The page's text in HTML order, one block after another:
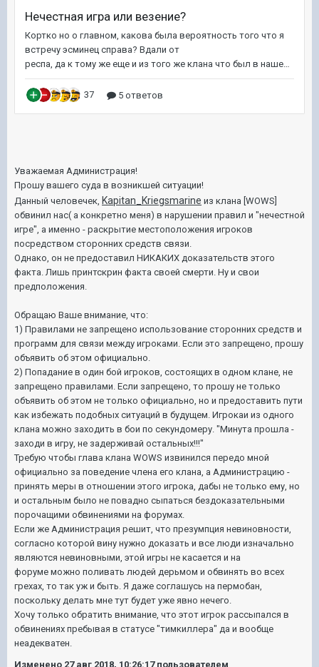
Уважаемая Администрация!
Прошу вашего суда в возникшей ситуации!
Данный человечек, Kapitan_Kriegsmarine из клана [WOWS]
обвинил нас( а конкретно меня) в нарушении правил и "нечестной
игре", а именно - раскрытие местоположения игроков
посредством сторонних средств связи.
Однако, он не предоставил НИКАКИХ доказательств этого
факта. Лишь принтскрин факта своей смерти. Ну и свои
предположения.
Обращаю Ваше внимание, что:
1) Правилами не запрещено использование сторонних средств и
программ для связи между игроками. Если это запрещено, прошу
объявить об этом официально.
2) Попадание в один бой игроков, состоящих в одном клане, не
запрещено правилами. Если запрещено, то прошу не только
объявить об этом не только официально, но и предоставить пути
как избежать подобных ситуаций в будущем. Игрокаи из одного
клана можно заходить в бои по секундомеру. "Минута прошла -
заходи в игру, не задерживай остальных!!!"
Требую чтобы глава клана WOWS извинился передо мной
официально за поведение члена его клана, а Администрацию -
принять меры в отношении этого игрока, дабы не только ему, но
и остальным было не повадно сыпаться бездоказательными
порочащими обвинениями на форумах.
Если же Администрация решит, что презумпция невиновности,
согласно которой вину нужно доказать и все люди изначально
являются невиновными, этой игры не касается и на
форуме можно поливать людей дерьмом и обвинять во всех
грехах, то так уж и быть. Я даже соглашусь на пермобан,
поскольку делать мне тут будет уже явно нечего.
Хочу только обратить внимание, что этот игрок рассыпался в
обвинениях пребывая в статусе "тимкиллера" да и вообще
неадекватен.
Изменено 27 авг 2018, 10:26:17пользователем